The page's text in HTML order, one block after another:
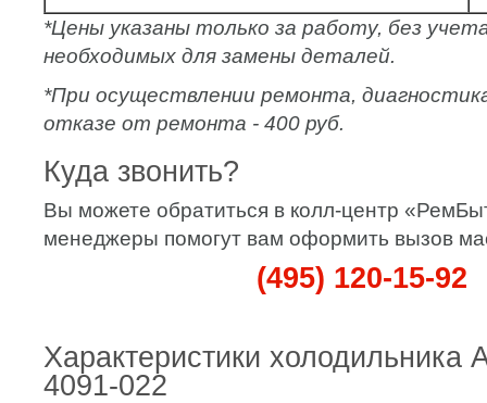
*Цены указаны только за работу, без
необходимых для замены деталей.
*При осуществлении ремонта,
отказе от ремонта - 400 руб.
Куда звонить?
Вы можете обратиться в колл-центр
менеджеры помогут вам оформить вызов
(495) 120-15-92
Характеристики холодильника
4091-022